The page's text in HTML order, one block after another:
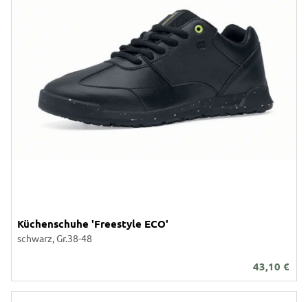
Küchenschuhe 'Freestyle ECO'
schwarz, Gr.38-48
43,10 €